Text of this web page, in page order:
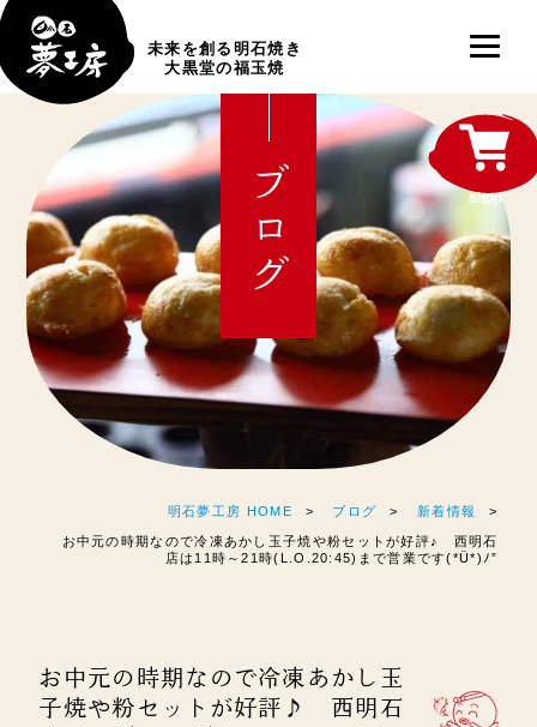
未来を創る明石焼き
大黒堂の福玉焼
ブログ
明石夢工房 HOME ブログ 新着情報
お中元の時期なので冷凍あかし玉子焼や粉セットが好評♪ 西明石
店は11時～21時(L.O.20:45)まで営業です(*Ü*)ﾉ”
お中元の時期なので冷凍あかし玉
子焼や粉セットが好評♪ 西明石
shop